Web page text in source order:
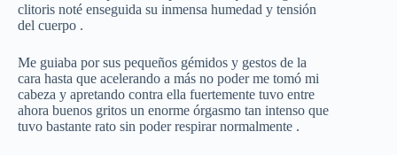
clitoris noté enseguida su inmensa humedad y tensión
del cuerpo .
Me guiaba por sus pequeños gémidos y gestos de la
cara hasta que acelerando a más no poder me tomó mi
cabeza y apretando contra ella fuertemente tuvo entre
ahora buenos gritos un enorme órgasmo tan intenso que
tuvo bastante rato sin poder respirar normalmente .